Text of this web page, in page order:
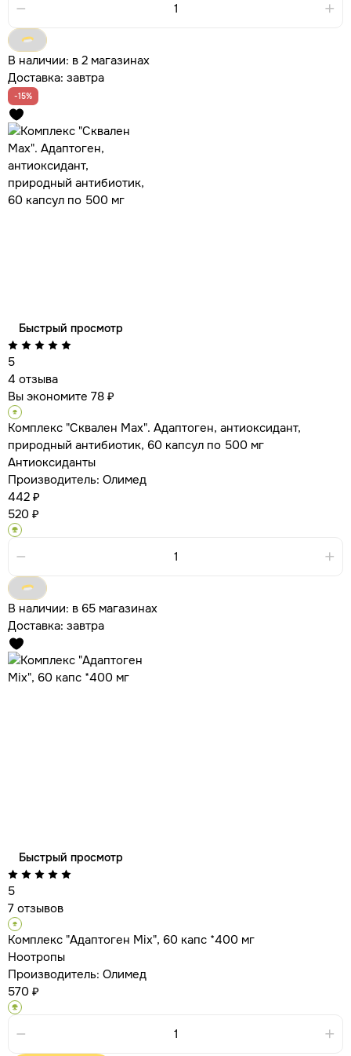
В наличии: в 2 магазинах
Доставка: завтра
-15%
Быстрый просмотр
5
4 отзыва
Вы экономите 78 ₽
Комплекс "Сквален Max". Адаптоген, антиоксидант,
природный антибиотик, 60 капсул по 500 мг
Антиоксиданты
Производитель: Олимед
442 ₽
520 ₽
В наличии: в 65 магазинах
Доставка: завтра
Быстрый просмотр
5
7 отзывов
Комплекс "Адаптоген Mix", 60 капс *400 мг
Ноотропы
Производитель: Олимед
570 ₽